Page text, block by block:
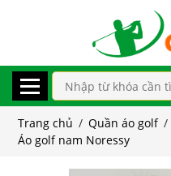
Trang chủ / Quần áo golf /
Áo golf nam Noressy